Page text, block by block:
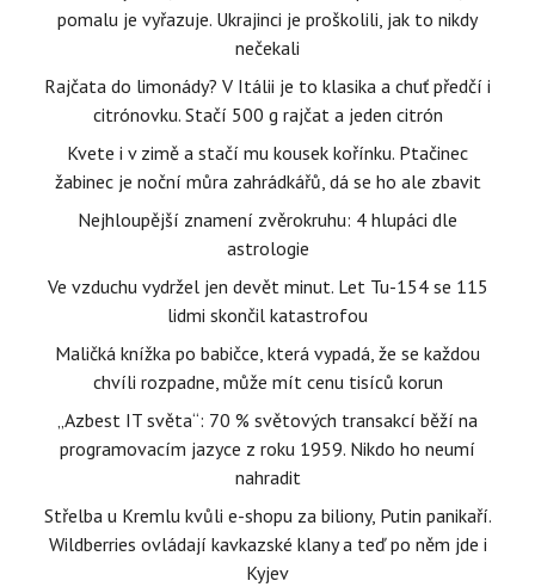
pomalu je vyřazuje. Ukrajinci je proškolili, jak to nikdy
nečekali
Rajčata do limonády? V Itálii je to klasika a chuť předčí i
citrónovku. Stačí 500 g rajčat a jeden citrón
Kvete i v zimě a stačí mu kousek kořínku. Ptačinec
žabinec je noční můra zahrádkářů, dá se ho ale zbavit
Nejhloupější znamení zvěrokruhu: 4 hlupáci dle
astrologie
Ve vzduchu vydržel jen devět minut. Let Tu-154 se 115
lidmi skončil katastrofou
Maličká knížka po babičce, která vypadá, že se každou
chvíli rozpadne, může mít cenu tisíců korun
„Azbest IT světa“: 70 % světových transakcí běží na
programovacím jazyce z roku 1959. Nikdo ho neumí
nahradit
Střelba u Kremlu kvůli e-shopu za biliony, Putin panikaří.
Wildberries ovládají kavkazské klany a teď po něm jde i
Kyjev